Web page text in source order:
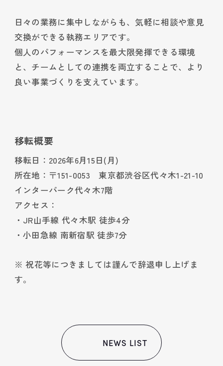
日々の業務に集中しながらも、気軽に相談や意見
交換ができる執務エリアです。
個人のパフォーマンスを最大限発揮できる環境
と、チームとしての連携を両立することで、より
良い事業づくりを支えています。
移転概要
移転日：2026年6月15日(月)
所在地：〒151-0053 東京都渋谷区代々木1-21-10
インターパーク代々木7階
アクセス：
・JR山手線 代々木駅 徒歩4分
・小田急線 南新宿駅 徒歩7分
※ 祝花等につきましては謹んで辞退申し上げま
す。
NEWS LIST